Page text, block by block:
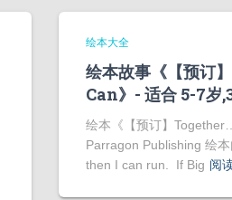
绘本大全
绘本故事《【预订
Can》- 适合 5-7岁
绘本《【预订】
Parragon Publishing 绘
then I can run. If Big 阅